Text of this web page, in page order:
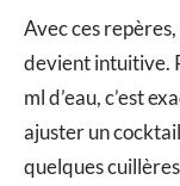
Avec ces
devient intuitive.
ml d’eau, c’est
ajuster un
quelques